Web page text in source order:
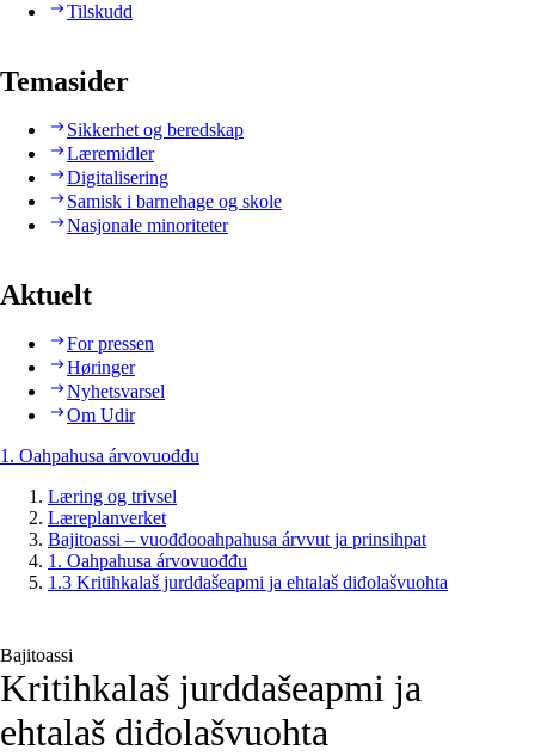
Tilskudd
Temasider
Sikkerhet og beredskap
Læremidler
Digitalisering
Samisk i barnehage og skole
Nasjonale minoriteter
Aktuelt
For pressen
Høringer
Nyhetsvarsel
Om Udir
1. Oahpahusa árvovuođđu
Læring og trivsel
Læreplanverket
Bajitoassi – vuođđooahpahusa árvvut ja prinsihpat
1. Oahpahusa árvovuođđu
1.3 Kritihkalaš jurddašeapmi ja ehtalaš diđolašvuohta
Bajitoassi
Kritihkalaš jurddašeapmi ja
ehtalaš diđolašvuohta